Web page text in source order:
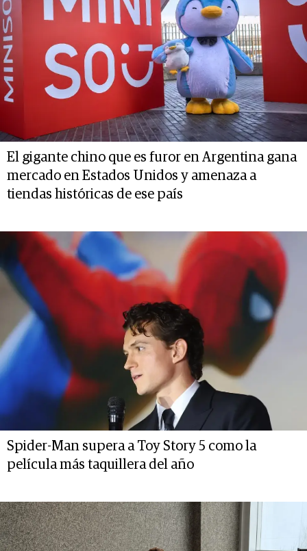
El gigante chino que es furor en Argentina gana
mercado en Estados Unidos y amenaza a
tiendas históricas de ese país
Spider-Man supera a Toy Story 5 como la
película más taquillera del año